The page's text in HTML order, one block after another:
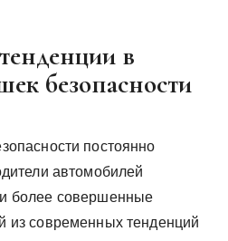
в
безопасности
постоянно
автомобилей
более совершенные
из современных тенденций